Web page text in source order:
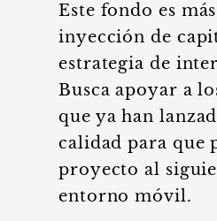
Este fondo es
inyección de
estrategia de
Busca apoyar a
que ya han
calidad para que
proyecto al
entorno móvil.